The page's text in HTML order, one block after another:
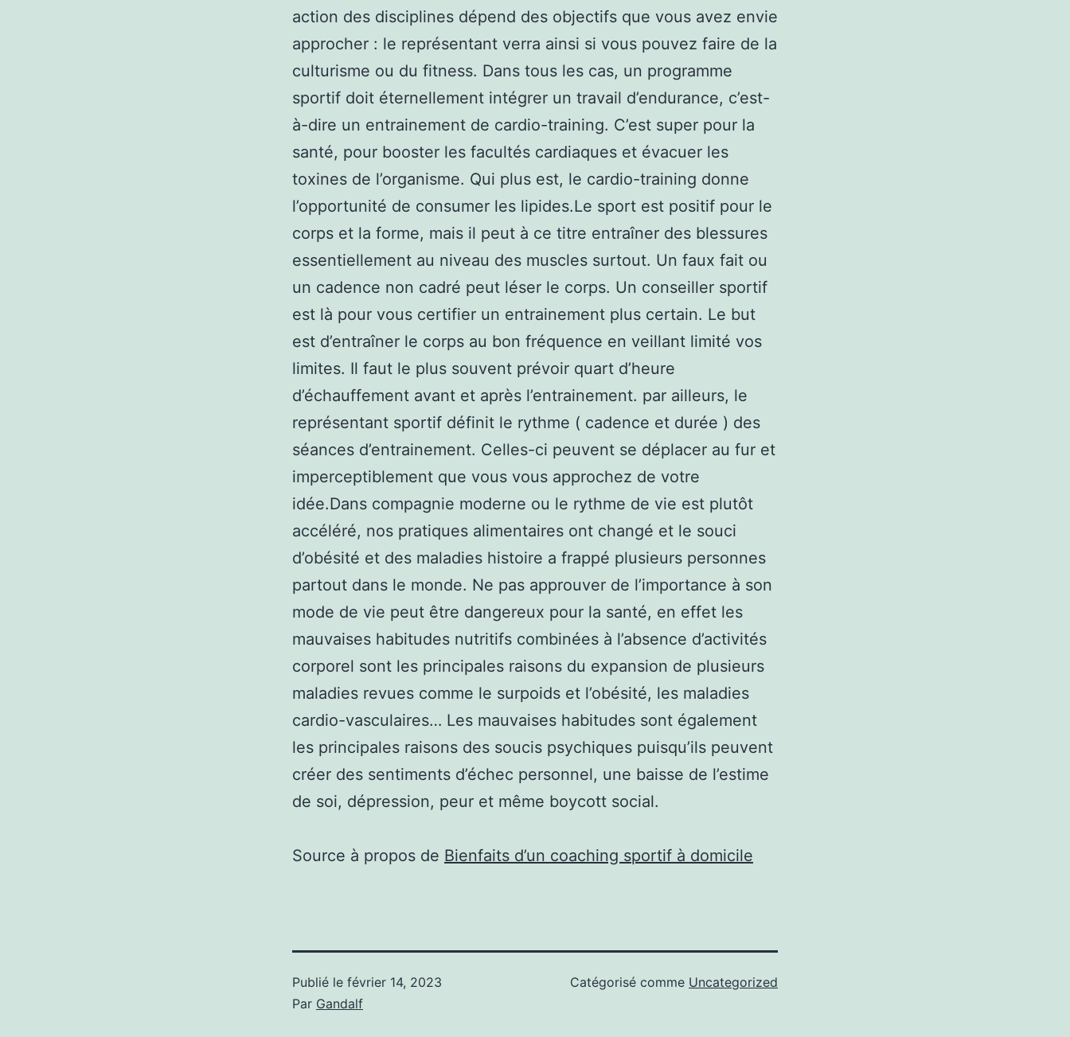
action des disciplines dépend des objectifs que vous avez envie
approcher : le représentant verra ainsi si vous pouvez faire de la
culturisme ou du fitness. Dans tous les cas, un programme
sportif doit éternellement intégrer un travail d’endurance, c’est-
à-dire un entrainement de cardio-training. C’est super pour la
santé, pour booster les facultés cardiaques et évacuer les
toxines de l’organisme. Qui plus est, le cardio-training donne
l’opportunité de consumer les lipides.Le sport est positif pour le
corps et la forme, mais il peut à ce titre entraîner des blessures
essentiellement au niveau des muscles surtout. Un faux fait ou
un cadence non cadré peut léser le corps. Un conseiller sportif
est là pour vous certifier un entrainement plus certain. Le but
est d’entraîner le corps au bon fréquence en veillant limité vos
limites. Il faut le plus souvent prévoir quart d’heure
d’échauffement avant et après l’entrainement. par ailleurs, le
représentant sportif définit le rythme ( cadence et durée ) des
séances d’entrainement. Celles-ci peuvent se déplacer au fur et
imperceptiblement que vous vous approchez de votre
idée.Dans compagnie moderne ou le rythme de vie est plutôt
accéléré, nos pratiques alimentaires ont changé et le souci
d’obésité et des maladies histoire a frappé plusieurs personnes
partout dans le monde. Ne pas approuver de l’importance à son
mode de vie peut être dangereux pour la santé, en effet les
mauvaises habitudes nutritifs combinées à l’absence d’activités
corporel sont les principales raisons du expansion de plusieurs
maladies revues comme le surpoids et l’obésité, les maladies
cardio-vasculaires… Les mauvaises habitudes sont également
les principales raisons des soucis psychiques puisqu’ils peuvent
créer des sentiments d’échec personnel, une baisse de l’estime
de soi, dépression, peur et même boycott social.
Source à propos de Bienfaits d’un coaching sportif à domicile
Publié le février 14, 2023
Par Gandalf
Catégorisé comme Uncategorized